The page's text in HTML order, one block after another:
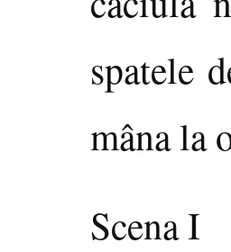
spatele
mâna la
Scena I